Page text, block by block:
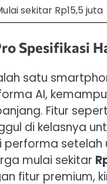
sekitar Rp15,5 juta
Spesifikasi
satu
AI,
Fitur
di kelasnya
mulai sekitar
fitur premium,